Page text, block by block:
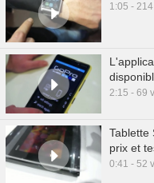
1:05 -
2:15 - 69
Tablette
prix et
0:41 - 52